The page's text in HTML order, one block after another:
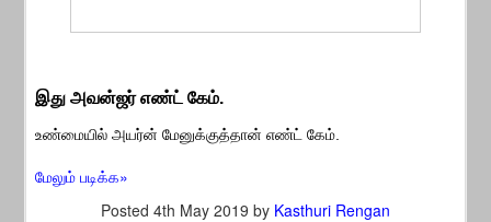
இது அவன்ஜர் எண்ட் கேம்.
உண்மையில் அயர்ன் மேனுக்குத்தான் எண்ட் கேம்.
மேலும் படிக்க»
Posted 4th May 2019 by Kasthuri Rengan